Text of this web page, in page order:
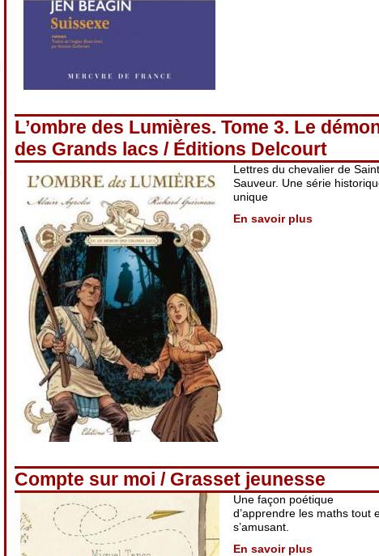
L’ombre des Lumières. Tome 3. Le
des Grands lacs / Éditions Delcourt
Lettres du chevalier de
Sauveur. Une série
unique
En savoir plus
Compte sur moi / Grasset jeunesse
Une façon poétique
d’apprendre les maths tout
s’amusant.
En savoir plus